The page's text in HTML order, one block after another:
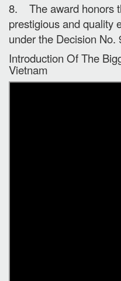
8. The award honors
prestigious and quality
under the Decision No.
Introduction Of The
Vietnam